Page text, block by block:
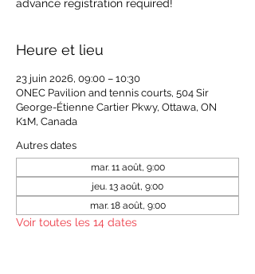
advance registration required!
Heure et lieu
23 juin 2026, 09:00 – 10:30
ONEC Pavilion and tennis courts, 504 Sir
George-Étienne Cartier Pkwy, Ottawa, ON
K1M, Canada
Autres dates
mar. 11 août, 9:00
jeu. 13 août, 9:00
mar. 18 août, 9:00
Voir toutes les 14 dates